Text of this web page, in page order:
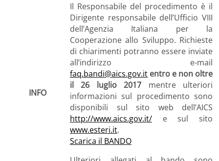
INFO
Il Responsabile del procedimento è il
Dirigente responsabile dell’Ufficio VIII
dell’Agenzia Italiana per la
Cooperazione allo Sviluppo. Richieste
di chiarimenti potranno essere inviate
all’indirizzo e-mail
faq.bandi@aics.gov.it entro e non oltre
il 26 luglio 2017 mentre ulteriori
informazioni sul procedimento sono
disponibili sul sito web dell’AICS
http://www.aics.gov.it/ e sul sito
www.esteri.it.
Scarica il BANDO